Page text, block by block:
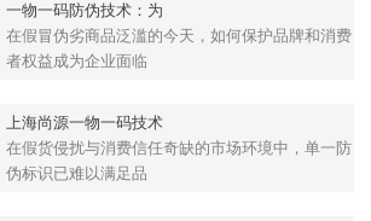
一物一码防伪技术：为
在假冒伪劣商品泛滥的今天，如何保护品牌和消费
者权益成为企业面临
上海尚源一物一码技术
在假货侵扰与消费信任奇缺的市场环境中，单一防
伪标识已难以满足品